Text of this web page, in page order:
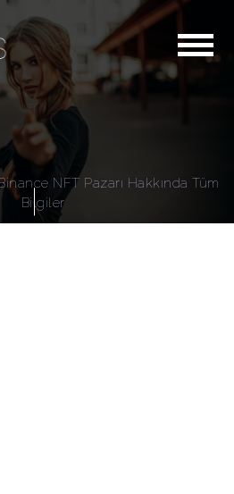
NFT Pazarı Hakkında Tüm
Bilgiler